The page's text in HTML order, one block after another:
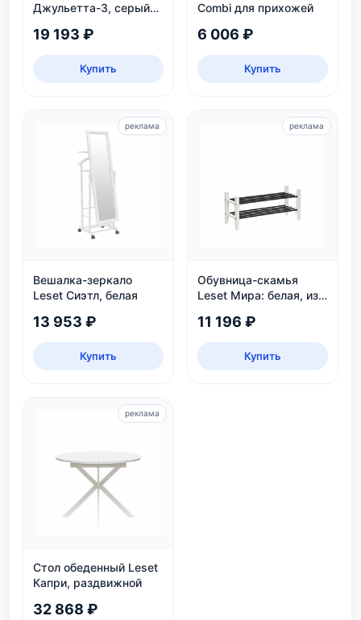
Джульетта-3, серый
19 193 ₽
Купить
Combi для прихожей
6 006 ₽
Купить
Вешалка-зеркало
Leset Сиэтл, белая
13 953 ₽
Купить
реклама
Обувница-скамья
Leset Мира: белая, из
яруса, до 6 пар
11 196 ₽
Купить
реклама
Стол обеденный Leset
Капри, раздвижной
32 868 ₽
реклама